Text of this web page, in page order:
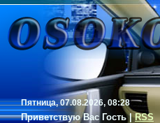
Пятница, 07.08.2026, 08:28
Приветствую Вас Гость|RSS